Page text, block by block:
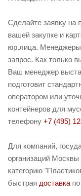
Сделайте заявку на
вашей закупке и
юр.лица. Менеджеры
запрос. Как только
Ваш менеджер
подготовит
оператором или
контейнеров для
телефону +7 (495)
Для компаний,
организаций
категорию
быстрая доставка